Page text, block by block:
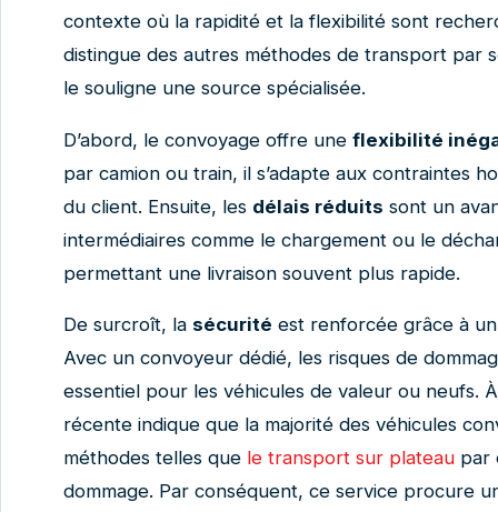
contexte où la rapidité et la flexibilité sont
distingue des autres méthodes de transport par
le souligne une source spécialisée.
D’abord, le convoyage offre une flexibilité
par camion ou train, il s’adapte aux contraintes
du client. Ensuite, les délais réduits sont un
intermédiaires comme le chargement ou le
permettant une livraison souvent plus rapide.
De surcroît, la sécurité est renforcée grâce à
Avec un convoyeur dédié, les risques de
essentiel pour les véhicules de valeur ou neufs.
récente indique que la majorité des véhicules
méthodes telles que le transport sur plateau par
dommage. Par conséquent, ce service procure